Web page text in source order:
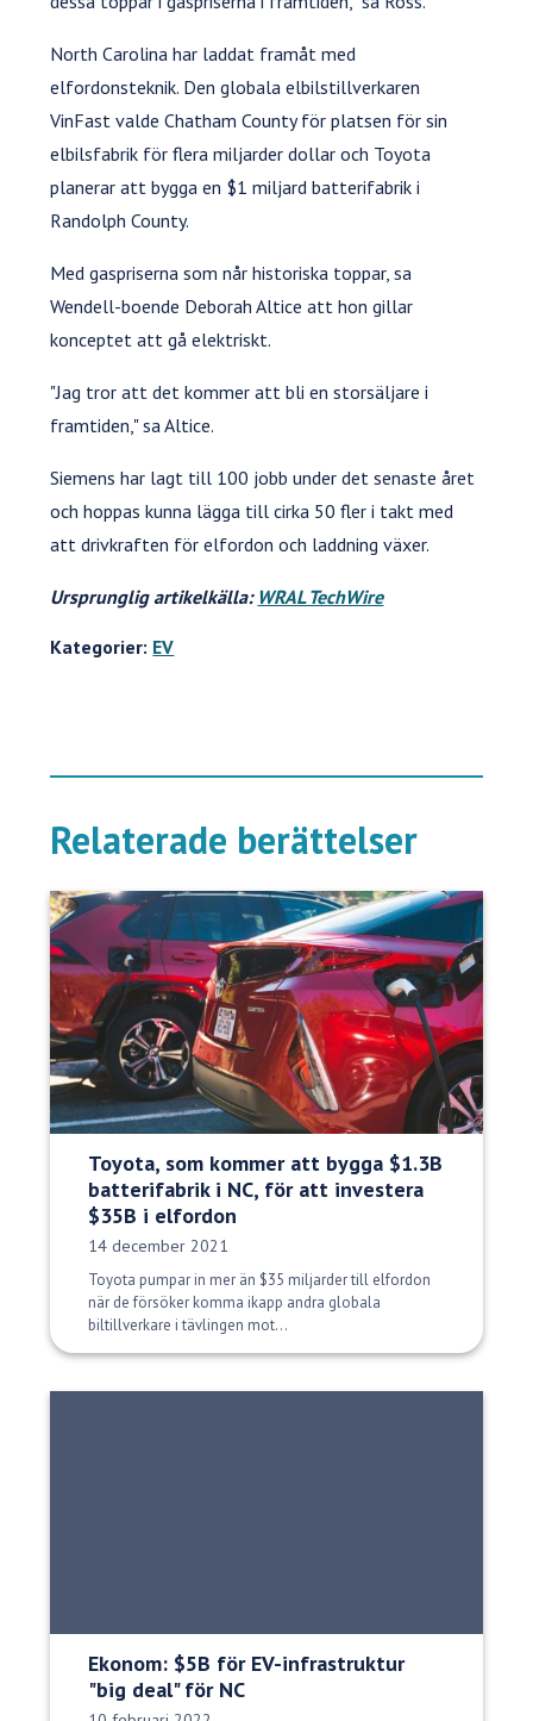
North Carolina har laddat framåt med
elfordonsteknik. Den globala elbilstillverkaren
VinFast valde Chatham County för platsen för sin
elbilsfabrik för flera miljarder dollar och Toyota
planerar att bygga en $1 miljard batterifabrik i
Randolph County.
Med gaspriserna som når historiska toppar, sa
Wendell-boende Deborah Altice att hon gillar
konceptet att gå elektriskt.
"Jag tror att det kommer att bli en storsäljare i
framtiden," sa Altice.
Siemens har lagt till 100 jobb under det senaste året
och hoppas kunna lägga till cirka 50 fler i takt med
att drivkraften för elfordon och laddning växer.
Ursprunglig artikelkälla: WRAL TechWire
Kategorier: EV
Relaterade berättelser
Toyota, som kommer att bygga $1.3B
batterifabrik i NC, för att investera
$35B i elfordon
Publiceringsdatum:
14 december 2021
Toyota pumpar in mer än $35 miljarder till elfordon
när de försöker komma ikapp andra globala
biltillverkare i tävlingen mot...
Ekonom: $5B för EV-infrastruktur
"big deal" för NC